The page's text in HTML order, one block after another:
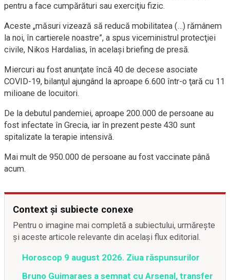
pentru a face cumpărături sau exerciţiu fizic.
Aceste „măsuri vizează să reducă mobilitatea (…) rămânem
la noi, în cartierele noastre”, a spus viceministrul protecţiei
civile, Nikos Hardalias, în acelaşi briefing de presă.
Miercuri au fost anunţate încă 40 de decese asociate
COVID-19, bilanţul ajungând la aproape 6.600 într-o ţară cu 11
milioane de locuitori.
De la debutul pandemiei, aproape 200.000 de persoane au
fost infectate în Grecia, iar în prezent peste 430 sunt
spitalizate la terapie intensivă.
Mai mult de 950.000 de persoane au fost vaccinate până
acum.
Context și subiecte conexe
Pentru o imagine mai completă a subiectului, urmărește
și aceste articole relevante din același flux editorial.
Horoscop 9 august 2026. Ziua răspunsurilor
Bruno Guimaraes a semnat cu Arsenal, transfer